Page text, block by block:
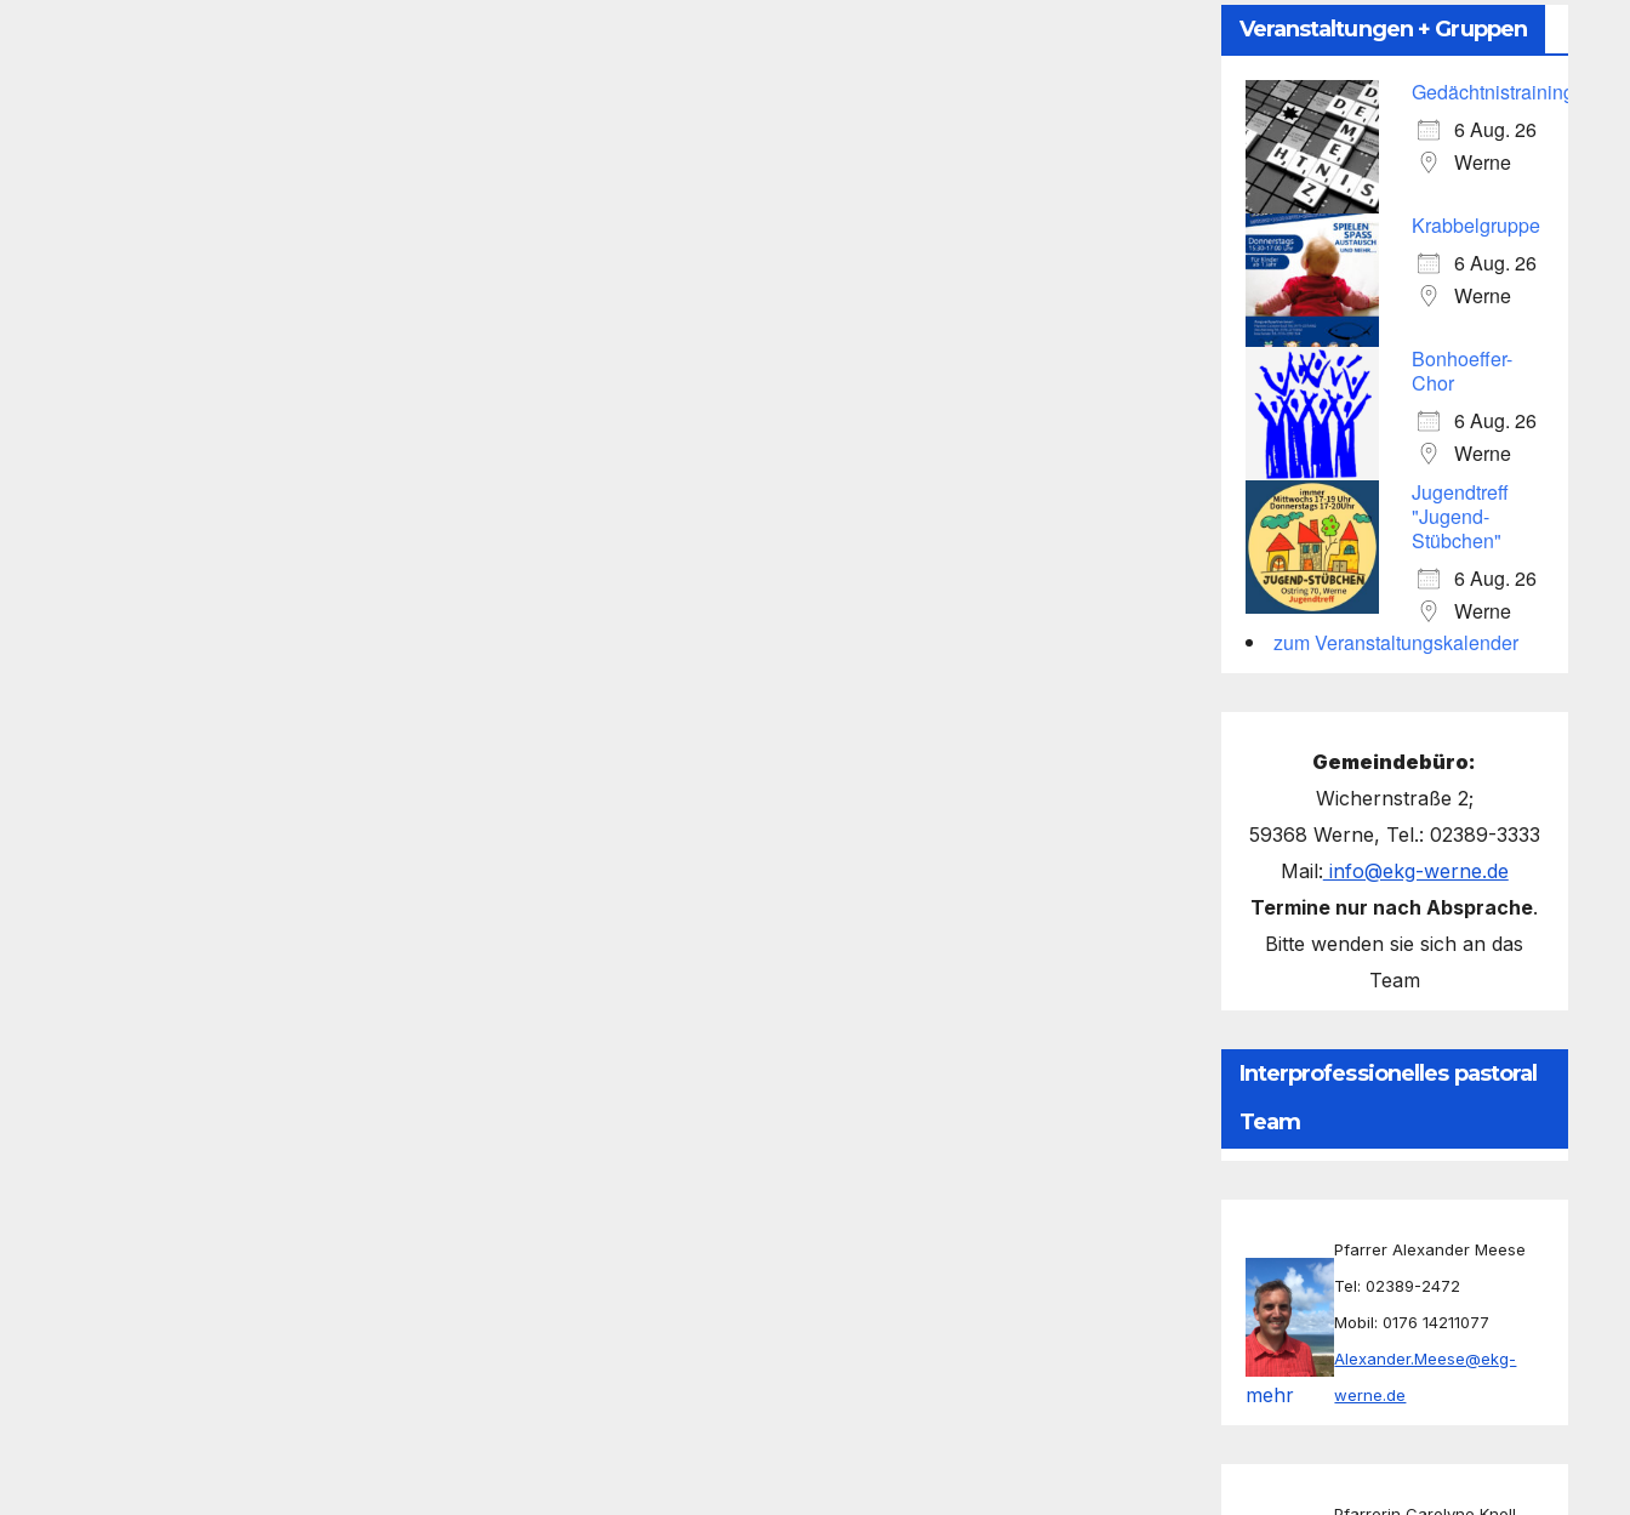
Veranstaltungen + Gruppen
Gedächtnistraining
6 Aug. 26
Werne
Krabbelgruppe
6 Aug. 26
Werne
Bonhoeffer-
Chor
6 Aug. 26
Werne
Jugendtreff
"Jugend-
Stübchen"
6 Aug. 26
Werne
zum Veranstaltungskalender
Gemeindebüro:
Wichernstraße 2;
59368 Werne, Tel.: 02389-3333
Mail: info@ekg-werne.de
Termine nur nach Absprache.
Bitte wenden sie sich an das
Team
Interprofessionelles pastoral
Team
mehr
Pfarrer Alexander Meese
Tel: 02389-2472
Mobil: 0176 14211077
Alexander.Meese@ekg-
werne.de